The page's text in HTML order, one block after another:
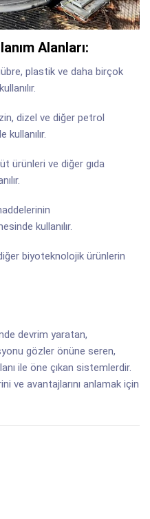
Alanları:
plastik ve daha birçok
dizel ve diğer petrol
ürünleri ve diğer gıda
kullanılır.
biyoteknolojik ürünlerin
devrim yaratan,
gözler önüne seren,
ile öne çıkan sistemlerdir.
ve avantajlarını anlamak için